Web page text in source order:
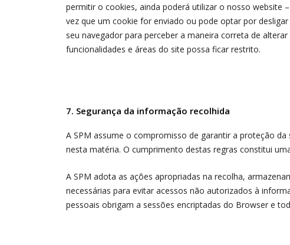
permitir o cookies, ainda poderá utilizar o nosso website
vez que um cookie for enviado ou pode optar por
seu navegador para perceber a maneira correta de
funcionalidades e áreas do site possa ficar restrito.
7. Segurança da informação recolhida
A SPM assume o compromisso de garantir a proteção
nesta matéria. O cumprimento destas regras constitui
A SPM adota as ações apropriadas na recolha,
necessárias para evitar acessos não autorizados à
pessoais obrigam a sessões encriptadas do Browser e